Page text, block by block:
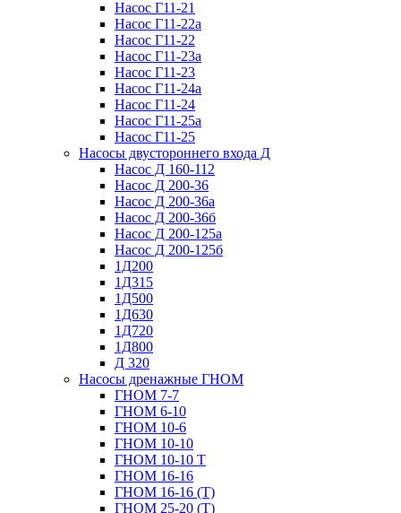
Насос Г11-21
Насос Г11-22а
Насос Г11-22
Насос Г11-23а
Насос Г11-23
Насос Г11-24а
Насос Г11-24
Насос Г11-25а
Насос Г11-25
Насосы двустороннего входа Д
Насос Д 160-112
Насос Д 200-36
Насос Д 200-36а
Насос Д 200-36б
Насос Д 200-125а
Насос Д 200-125б
1Д200
1Д315
1Д500
1Д630
1Д720
1Д800
Д 320
Насосы дренажные ГНОМ
ГНОМ 7-7
ГНОМ 6-10
ГНОМ 10-6
ГНОМ 10-10
ГНОМ 10-10 Т
ГНОМ 16-16
ГНОМ 16-16 (Т)
ГНОМ 25-20 (Т)